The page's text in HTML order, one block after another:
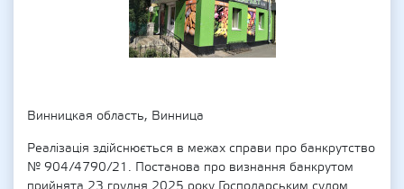
Винницкая область, Винница
Реалізація здійснюється в межах справи про банкрутство
№ 904/4790/21. Постанова про визнання банкрутом